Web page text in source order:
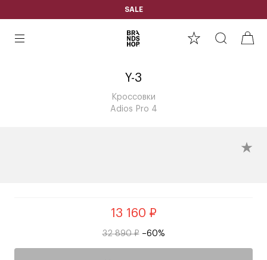
SALE
Y-3
Кроссовки
Adios Pro 4
13 160 ₽
32 890 ₽ –60%